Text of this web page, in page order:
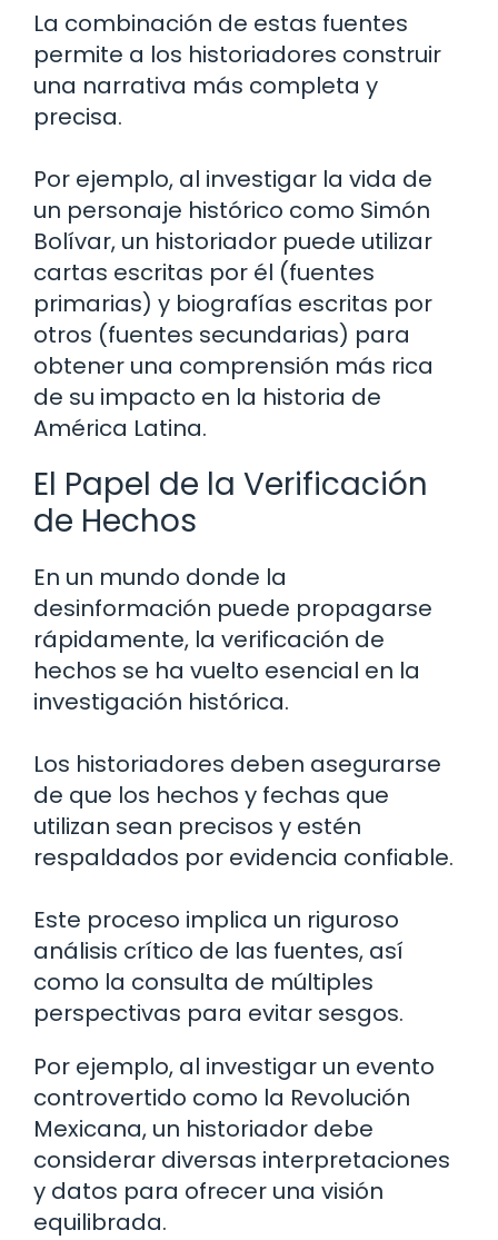
La combinación de estas fuentes
permite a los historiadores construir
una narrativa más completa y
precisa.
Por ejemplo, al investigar la vida de
un personaje histórico como Simón
Bolívar, un historiador puede utilizar
cartas escritas por él (fuentes
primarias) y biografías escritas por
otros (fuentes secundarias) para
obtener una comprensión más rica
de su impacto en la historia de
América Latina.
El Papel de la Verificación
de Hechos
En un mundo donde la
desinformación puede propagarse
rápidamente, la verificación de
hechos se ha vuelto esencial en la
investigación histórica.
Los historiadores deben asegurarse
de que los hechos y fechas que
utilizan sean precisos y estén
respaldados por evidencia confiable.
Este proceso implica un riguroso
análisis crítico de las fuentes, así
como la consulta de múltiples
perspectivas para evitar sesgos.
Por ejemplo, al investigar un evento
controvertido como la Revolución
Mexicana, un historiador debe
considerar diversas interpretaciones
y datos para ofrecer una visión
equilibrada.